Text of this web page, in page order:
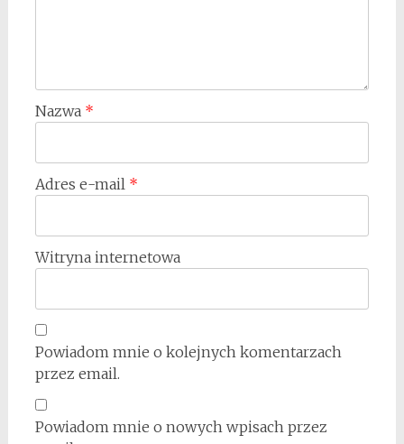
Nazwa *
Adres e-mail *
Witryna internetowa
Powiadom mnie o kolejnych komentarzach
przez email.
Powiadom mnie o nowych wpisach przez